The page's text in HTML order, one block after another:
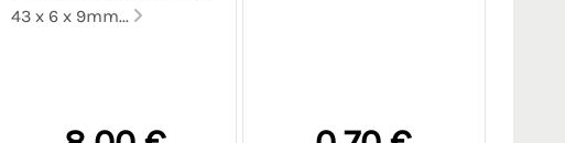
43 x 6 x 9mm...